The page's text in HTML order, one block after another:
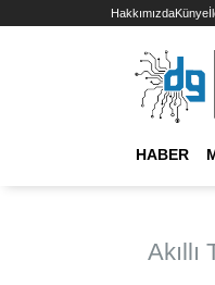
HakkımızdaKünye
HABER
Akıllı